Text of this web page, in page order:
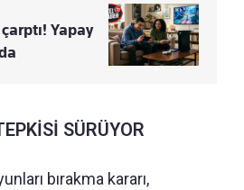
Yapay
SÜRÜYOR
bırakma kararı,